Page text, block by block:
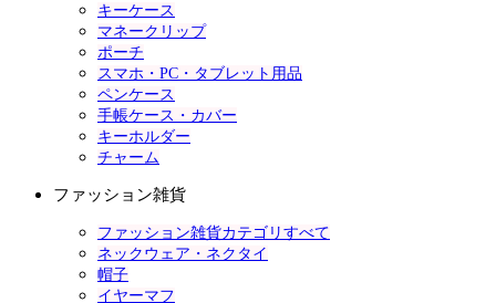
キーケース
マネークリップ
ポーチ
スマホ・PC・タブレット用品
ペンケース
手帳ケース・カバー
キーホルダー
チャーム
ファッション雑貨
ファッション雑貨カテゴリすべて
ネックウェア・ネクタイ
帽子
イヤーマフ